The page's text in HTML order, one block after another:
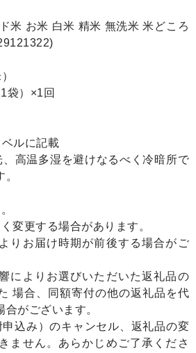
米 お米 白米 精米 無洗米 米どころ
袋）×1回
ルに記載
高温多湿を避けなるべく冷暗所で
変更する場合があります。
りお届け時期が前後する場合がご
によりお選びいただいた返礼品の
場合、同額寄付の他の返礼品を代
がございます。
込み）のキャンセル、返礼品の変
ません。あらかじめご了承くださ